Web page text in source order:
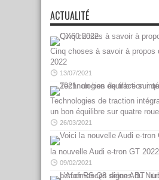
ACTUALITÉ
Cinq choses à savoir à propos
2022
13/07/2021
Technologies de traction
un bon équilibre sur quatre
26/03/2021
la nouvelle Audi e-tron GT
09/02/2021